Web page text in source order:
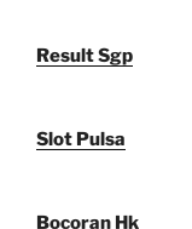
Result Sgp
Slot Pulsa
Bocoran Hk